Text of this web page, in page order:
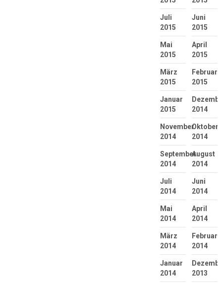
Juli
2015
Juni
2015
Mai
2015
April
2015
März
2015
Februar
2015
Januar
2015
2014
November
2014
Oktober
2014
September
2014
August
2014
Juli
2014
Juni
2014
Mai
2014
April
2014
März
2014
Februar
2014
Januar
2014
2013